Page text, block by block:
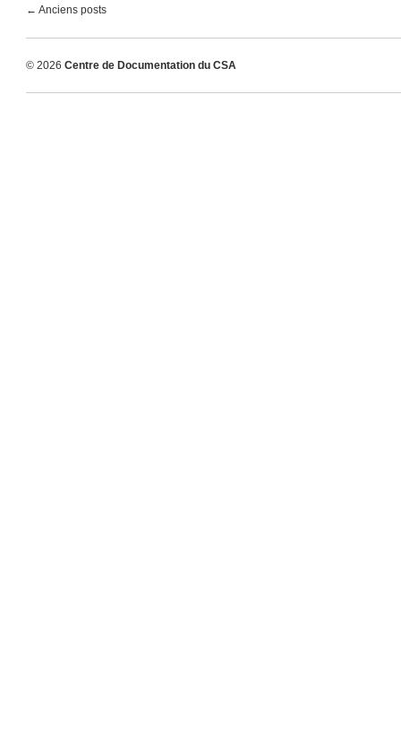
← Anciens posts
© 2026 Centre de Documentation du CSA